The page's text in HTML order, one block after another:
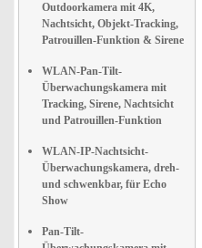
Outdoorkamera mit 4K,
Nachtsicht, Objekt-Tracking,
Patrouillen-Funktion & Sirene
WLAN-Pan-Tilt-
Überwachungskamera mit
Tracking, Sirene, Nachtsicht
und Patrouillen-Funktion
WLAN-IP-Nachtsicht-
Überwachungskamera, dreh-
und schwenkbar, für Echo
Show
Pan-Tilt-